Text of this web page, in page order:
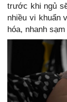
trước khi ngủ
nhiều vi khuẩn
hóa, nhanh sạm